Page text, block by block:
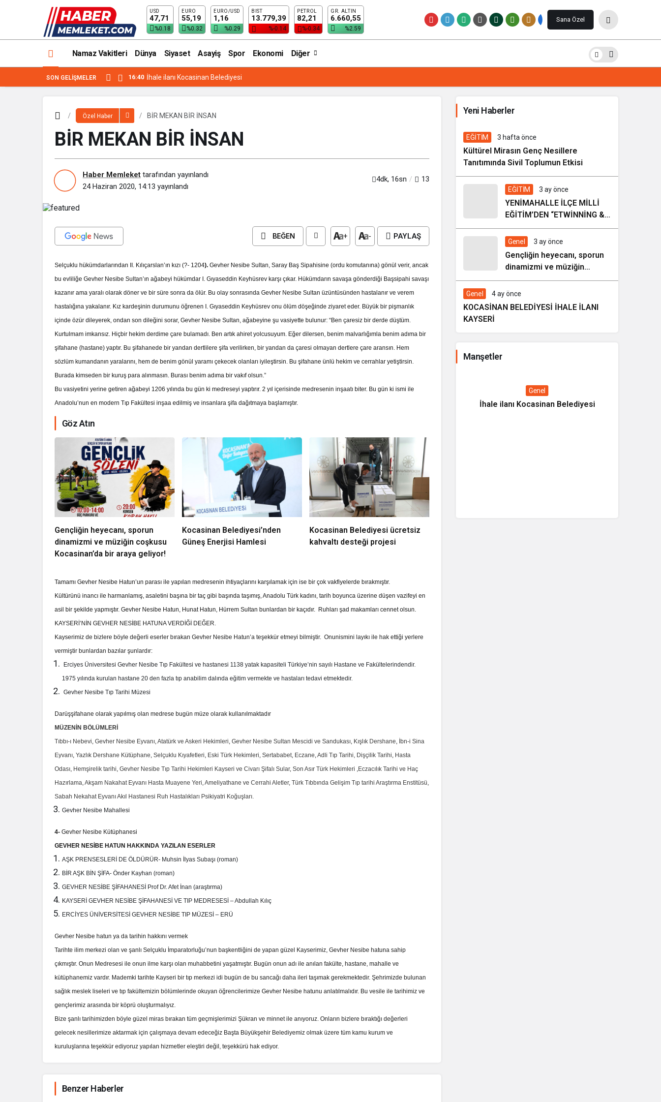
USD
47,71
%0.18
EURO
55,19
%0.32
EURO/USD
1,16
%0.29
BIST
13.779,39
%-0.14
PETROL
82,21
%-0.34
GR. ALTIN
6.660,55
%2.59
Sana Özel
Namaz Vakitleri Dünya Siyaset Asayiş Spor Ekonomi Diğer
SON GELIŞMELER 16:40 İhale ilanı Kocasinan Belediyesi
Özel Haber BİR MEKAN BİR İNSAN
BİR MEKAN BİR İNSAN
Haber Memleket tarafından yayınlandı
24 Haziran 2020, 14:13 yayınlandı
4dk, 16sn 13
BEĞEN + - PAYLAŞ
Selçuklu hükümdarlarından II. Kılıçarslan’ın kızı (?- 1204).Gevher Nesibe Sultan, Saray Baş Sipahisine (ordu komutanına) gönül verir, ancak
bu evliliğe Gevher Nesibe Sultan’ın ağabeyi hükümdar I. Gıyaseddin Keyhüsrev karşı çıkar. Hükümdarın savaşa gönderdiği Başsipahi savaşı
kazanır ama yaralı olarak döner ve bir süre sonra da ölür. Bu olay sonrasında Gevher Nesibe Sultan üzüntüsünden hastalanır ve verem
hastalığına yakalanır. Kız kardeşinin durumunu öğrenen I. Gıyaseddin Keyhüsrev onu ölüm döşeğinde ziyaret eder. Büyük bir pişmanlık
içinde özür dileyerek, ondan son dileğini sorar, Gevher Nesibe Sultan, ağabeyine şu vasiyette bulunur: “Ben çaresiz bir derde düştüm.
Kurtulmam imkansız. Hiçbir hekim derdime çare bulamadı. Ben artık ahiret yolcusuyum. Eğer dilersen, benim malvarlığımla benim adıma bir
şifahane (hastane) yaptır. Bu şifahanede bir yandan dertlilere şifa verilirken, bir yandan da çaresi olmayan dertlere çare aransın. Hem
sözlüm kumandanın yaralarını, hem de benim gönül yaramı çekecek olanları iyileştirsin. Bu şifahane ünlü hekim ve cerrahlar yetiştirsin.
Burada kimseden bir kuruş para alınmasın. Burası benim adıma bir vakıf olsun.”
Bu vasiyetini yerine getiren ağabeyi 1206 yılında bu gün ki medreseyi yaptırır. 2 yıl içerisinde medresenin inşaatı biter. Bu gün ki ismi ile
Anadolu’nun en modern Tıp Fakültesi inşaa edilmiş ve insanlara şifa dağıtmaya başlamıştır.
Göz Atın
Gençliğin heyecanı, sporun
dinamizmi ve müziğin coşkusu
Kocasinan’da bir araya geliyor!
Kocasinan Belediyesi’nden
Güneş Enerjisi Hamlesi
Kocasinan Belediyesi ücretsiz
kahvaltı desteği projesi
Tamamı Gevher Nesibe Hatun’un parası ile yapılan medresenin ihtiyaçlarını karşılamak için ise bir çok vakfiyelerde bırakmıştır.
Kültürünü inancı ile harmanlamış, asaletini başına bir taç gibi başında taşımış, Anadolu Türk kadını, tarih boyunca üzerine düşen vazifeyi en
asil bir şekilde yapmıştır. Gevher Nesibe Hatun, Hunat Hatun, Hürrem Sultan bunlardan bir kaçıdır. Ruhları şad makamları cennet olsun.
KAYSERİ’NİN GEVHER NESİBE HATUNA VERDİĞİ DEĞER.
Kayserimiz de bizlere böyle değerli eserler bırakan Gevher Nesibe Hatun’a teşekkür etmeyi bilmiştir. Onunismini layıkı ile hak ettiği yerlere
vermiştir bunlardan bazılar şunlardır:
Erciyes Üniversitesi Gevher Nesibe Tıp Fakültesi ve hastanesi 1138 yatak kapasiteli Türkiye’nin sayılı Hastane ve Fakültelerindendir.
1975 yılında kurulan hastane 20 den fazla tıp anabilim dalında eğitim vermekte ve hastaları tedavi etmektedir.
Gevher Nesibe Tıp Tarihi Müzesi
Darüşşifahane olarak yapılmış olan medrese bugün müze olarak kullanılmaktadır
MÜZENİN BÖLÜMLERİ
Tıbbı-ı Nebevi,Gevher Nesibe Eyvanı,Atatürk ve Askeri Hekimleri,Gevher Nesibe Sultan Mescidi ve Sandukası, Kışlık Dershane, İbn-i Sina
Eyvanı,Yazlık Dershane Kütüphane,Selçuklu Kıyafetleri, Eski Türk Hekimleri,Sertababet, Eczane,Adli Tıp Tarihi, Dişçilik Tarihi, Hasta
Odası, Hemşirelik tarihi,Gevher Nesibe Tıp Tarihi Hekimleri Kayseri ve Civarı Şifalı Sular,Son Asır Türk Hekimleri ,Eczacılık Tarihi ve Haç
Hazırlama,Akşam Nakahat Eyvanı Hasta Muayene Yeri,Ameliyathane ve Cerrahi Aletler,Türk Tıbbında Gelişim Tıp tarihi Araştırma Enstitüsü,
Sabah Nekahat Eyvanı Akıl Hastanesi Ruh Hastalıkları Psikiyatri Koğuşları.
Gevher Nesibe Mahallesi
4-Gevher Nesibe Kütüphanesi
GEVHER NESİBE HATUN HAKKINDA YAZILAN ESERLER
AŞK PRENSESLERİ DE ÖLDÜRÜR- Muhsin İlyas Subaşı (roman)
BİR AŞK BİN ŞİFA- Önder Kayhan (roman)
GEVHER NESİBE ŞİFAHANESİ Prof Dr. Afet İnan (araştırma)
KAYSERİ GEVHER NESİBE ŞİFAHANESİ VE TIP MEDRESESİ – Abdullah Kılıç
ERCİYES ÜNİVERSİTESİ GEVHER NESİBE TIP MÜZESİ – ERÜ
Gevher Nesibe hatun ya da tarihin hakkını vermek
Tarihte ilim merkezi olan ve şanlı Selçuklu İmparatorluğu’nun başkentliğini de yapan güzel Kayserimiz, Gevher Nesibe hatuna sahip
çıkmıştır. Onun Medresesi ile onun ilme karşı olan muhabbetini yaşatmıştır. Bugün onun adı ile anılan fakülte, hastane, mahalle ve
kütüphanemiz vardır. Mademki tarihte Kayseri bir tıp merkezi idi bugün de bu sancağı daha ileri taşımak gerekmektedir. Şehrimizde bulunan
sağlık meslek liseleri ve tıp fakültemizin bölümlerinde okuyan öğrencilerimize Gevher Nesibe hatunu anlatılmalıdır. Bu vesile ile tarihimiz ve
gençlerimiz arasında bir köprü oluşturmalıyız.
Bize şanlı tarihimizden böyle güzel miras bırakan tüm geçmişlerimizi Şükran ve minnet ile anıyoruz. Onların bizlere bıraktığı değerleri
gelecek nesillerimize aktarmak için çalışmaya devam edeceğiz Başta Büyükşehir Belediyemiz olmak üzere tüm kamu kurum ve
kuruluşlarına teşekkür ediyoruz yapılan hizmetler eleştiri değil, teşekkürü hak ediyor.
BİR MEKAN BİR İNSAN Yorum Yap Paylaş
Benzer Haberler
Yeni Haberler
7 gün önce
EĞİTİM 3 hafta önce
Kültürel Mirasın Genç Nesillere
Tanıtımında Sivil Toplumun Etkisi
EĞİTİM 3 ay önce
YENİMAHALLE İLÇE MİLLİ
EĞİTİM’DEN “ETWİNNİNG &
HAREZMİ PROJE ŞENLİĞİ”
Genel 3 ay önce
Gençliğin heyecanı, sporun
dinamizmi ve müziğin
coşkusu Kocasinan’da bir
araya geliyor!
Genel 4 ay önce
KOCASİNAN BELEDİYESİ İHALE İLANI
KAYSERİ
Manşetler
Genel
İhale ilanı Kocasinan Belediyesi